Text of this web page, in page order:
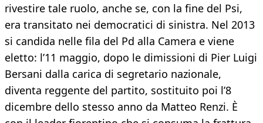
rivestire tale ruolo, anche se, con la fine del Psi,
era transitato nei democratici di sinistra. Nel 2013
si candida nelle fila del Pd alla Camera e viene
eletto: l’11 maggio, dopo le dimissioni di Pier Luigi
Bersani dalla carica di segretario nazionale,
diventa reggente del partito, sostituito poi l’8
dicembre dello stesso anno da Matteo Renzi. È